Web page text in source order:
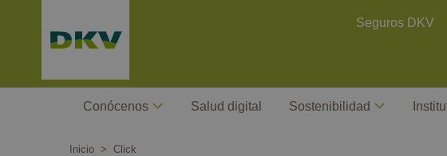
contenido
Seguros DKV
Megamenu
Conócenos Salud digital Sostenibilidad
Inicio Click